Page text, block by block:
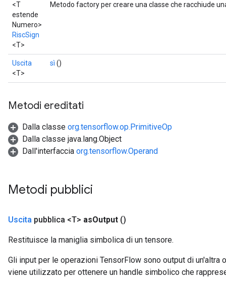
<T
estende
Numero>
RiscSign
<T>
Metodo factory per creare una classe che racchiude
Uscita
<T>
sì ()
Metodi ereditati
Dalla classe org.tensorflow.op.PrimitiveOp
Dalla classe java.lang.Object
Dall'interfaccia org.tensorflow.Operand
Metodi pubblici
Uscita pubblica <T> asOutput ()
Restituisce la maniglia simbolica di un tensore.
Gli input per le operazioni TensorFlow sono output di un'altra
viene utilizzato per ottenere un handle simbolico che